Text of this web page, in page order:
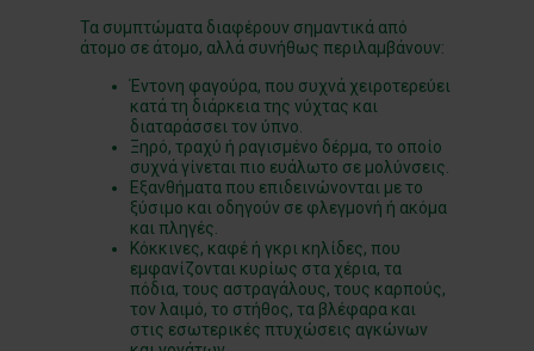
Τα συμπτώματα διαφέρουν σημαντικά από
άτομο σε άτομο, αλλά συνήθως περιλαμβάνουν:
Έντονη φαγούρα, που συχνά χειροτερεύει
κατά τη διάρκεια της νύχτας και
διαταράσσει τον ύπνο.
Ξηρό, τραχύ ή ραγισμένο δέρμα, το οποίο
συχνά γίνεται πιο ευάλωτο σε μολύνσεις.
Εξανθήματα που επιδεινώνονται με το
ξύσιμο και οδηγούν σε φλεγμονή ή ακόμα
και πληγές.
Κόκκινες, καφέ ή γκρι κηλίδες, που
εμφανίζονται κυρίως στα χέρια, τα
πόδια, τους αστραγάλους, τους καρπούς,
τον λαιμό, το στήθος, τα βλέφαρα και
στις εσωτερικές πτυχώσεις αγκώνων